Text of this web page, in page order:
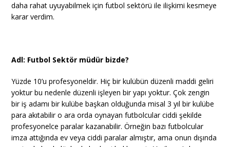
daha rahat uyuyabilmek için futbol sektörü ile ilişkimi kesmeye
karar verdim.
Adl: Futbol Sektör müdür bizde?
Yüzde 10’u profesyoneldir. Hiç bir kulübün düzenli maddi geliri
yoktur bu nedenle düzenli işleyen bir yapı yoktur. Çok zengin
bir iş adamı bir kulübe başkan olduğunda misal 3 yıl bir kulübe
para akıtabilir o ara orda oynayan futbolcular ciddi şekilde
profesyonelce paralar kazanabilir. Örneğin bazı futbolcular
imza attığında ev veya ciddi paralar almıştır, ama onun dışında